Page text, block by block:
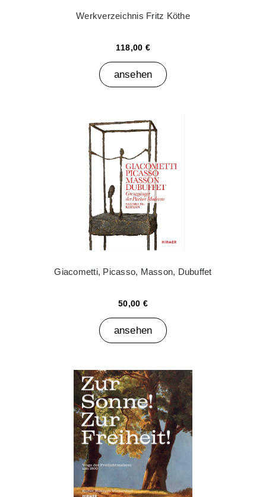
Werkverzeichnis Fritz Köthe
118,00 €
ansehen
Giacometti, Picasso, Masson, Dubuffet
50,00 €
ansehen